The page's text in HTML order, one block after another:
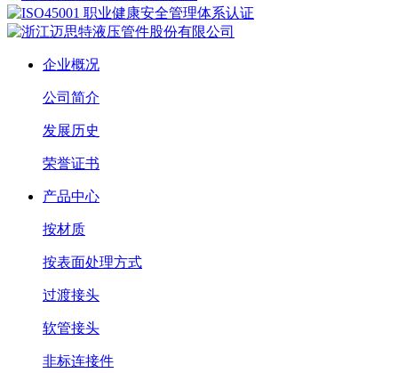
企业概况
公司简介
发展历史
荣誉证书
产品中心
按材质
按表面处理方式
过渡接头
软管接头
非标连接件